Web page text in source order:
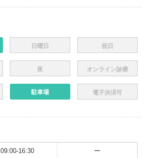
日曜日 祝日
夜 オンライン診療
駐車場 電子決済可
09:00-16:30 ー